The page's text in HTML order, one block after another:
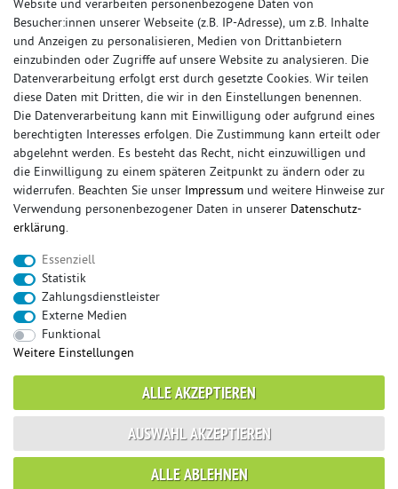
© Copyright 2026 Sportauspuff-Store.de - Alle Rechte vorbehalten.
Preisangaben inkl. gesetzlicher MwSt. und zzgl. Versandkosten
Das Internetportal für Sportendschalldämpfer, Komplettanlagen,
Rennsportanlagen, Sportendrohre, Universalteile, Fächerkrümmer,
Vorschalldämpfer, Sportkat, Ersatzrohr und Auspuffzubehör.
FOX, REMUS, FSW, FRIEDRICH MOTORSPORT, EISENMANN, ULTER
SPORT, NOVUS
sportauspuff sportkat
endrohr
downpipe
mittelschalldämpfer
fächerkrümmer
ulter
vorschalldämpfer
fsw
duplex milltek
entnehmen Sie bitte der Schaltfläche mit den Versandinformationen
Website und verarbeiten personenbezogene Daten von
Besucher:innen unserer Webseite (z.B. IP-Adresse), um z.B. Inhalte
und Anzeigen zu personalisieren, Medien von Drittanbietern
einzubinden oder Zugriffe auf unsere Website zu analysieren. Die
Datenverarbeitung erfolgt erst durch gesetzte Cookies. Wir teilen
diese Daten mit Dritten, die wir in den Einstellungen benennen.
Die Datenverarbeitung kann mit Einwilligung oder aufgrund eines
berechtigten Interesses erfolgen. Die Zustimmung kann erteilt oder
abgelehnt werden. Es besteht das Recht, nicht einzuwilligen und
die Einwilligung zu einem späteren Zeitpunkt zu ändern oder zu
widerrufen. Beachten Sie unser Impressum und weitere Hinweise zur
Verwendung personenbezogener Daten in unserer Daten­schutz­
erklärung.
Essenziell
Statistik
Zahlungsdienstleister
Externe Medien
Funktional
Weitere Einstellungen
ALLE AKZEPTIEREN
ALLE ABLEHNEN
AUSWAHL AKZEPTIEREN